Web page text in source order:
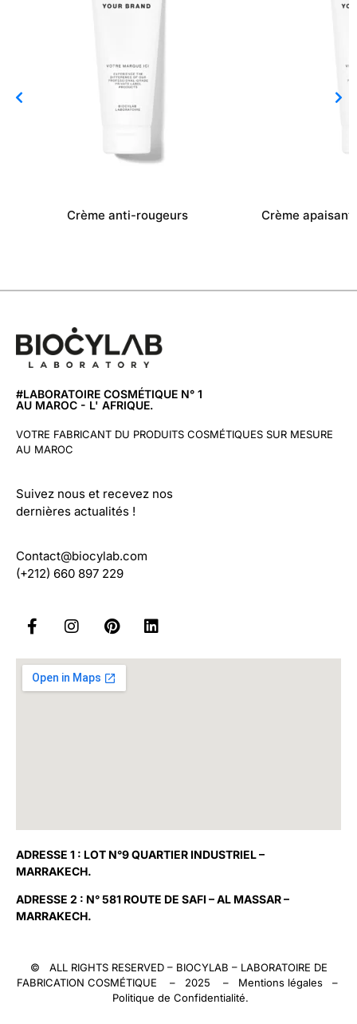
Crème anti-rougeurs Crème
#LABORATOIRE COSMÉTIQUE N° 1
AU MAROC - L' AFRIQUE.
VOTRE FABRICANT DU PRODUITS COSMÉTIQUES SUR MESURE
AU MAROC
Suivez nous et recevez nos
dernières actualités !
Contact@biocylab.com
(+212) 660 897 229
ADRESSE 1 : LOT N°9 QUARTIER INDUSTRIEL –
MARRAKECH.
ADRESSE 2 : N° 581 ROUTE DE SAFI – AL MASSAR –
MARRAKECH.
© ALL RIGHTS RESERVED – BIOCYLAB – LABORATOIRE DE
FABRICATION COSMÉTIQUE – 2025 – Mentions légales–
Politique de Confidentialité.